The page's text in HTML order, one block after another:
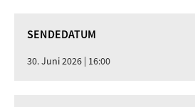
SENDEDATUM
30. Juni 2026 | 16:00